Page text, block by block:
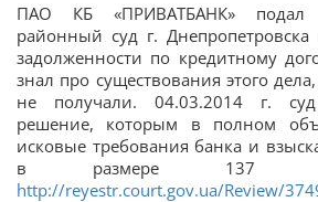
ПАО КБ «ПРИВАТБАНК» подал
районный суд г.
задолженности по кредитному
знал про существования этого
не получали. 04.03.2014 г.
решение, которым в полном
исковые требования банка и
в размере 137
http://reyestr.court.gov.ua/Review/